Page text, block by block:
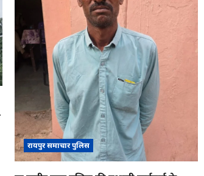
रायपुर समाचार पुलिस